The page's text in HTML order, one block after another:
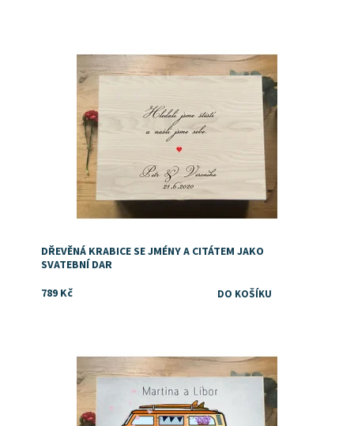
Dostupnost:
Skladem
DŘEVĚNÁ KRABICE SE JMÉNY A CITÁTEM JAKO
SVATEBNÍ DAR
789 Kč
Skladem